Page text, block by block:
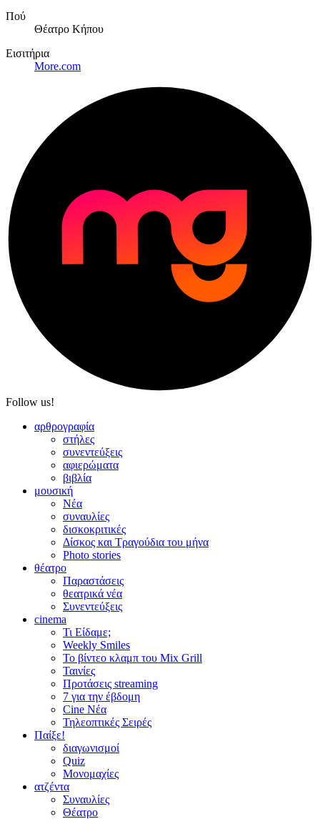
Πού
Θέατρο Κήπου
Εισιτήρια
More.com
Follow us!
αρθρογραφία
στήλες
συνεντεύξεις
αφιερώματα
βιβλία
μουσική
Νέα
συναυλίες
δισκοκριτικές
Δίσκος και Τραγούδια του μήνα
Photo stories
θέατρο
Παραστάσεις
θεατρικά νέα
Συνεντεύξεις
cinema
Τι Είδαμε;
Weekly Smiles
Το βίντεο κλαμπ του Mix Grill
Ταινίες
Προτάσεις streaming
7 για την έβδομη
Cine Νέα
Τηλεοπτικές Σειρές
Παίξε!
διαγωνισμοί
Quiz
Μονομαχίες
ατζέντα
Συναυλίες
Θέατρο